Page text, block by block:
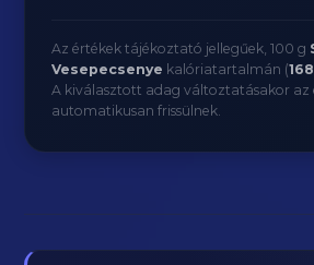
Az értékek tájékoztató jellegűek, 100 g
Vesepecsenye kalóriatartalmán (
A kiválasztott adag változtatásakor az
automatikusan frissülnek.